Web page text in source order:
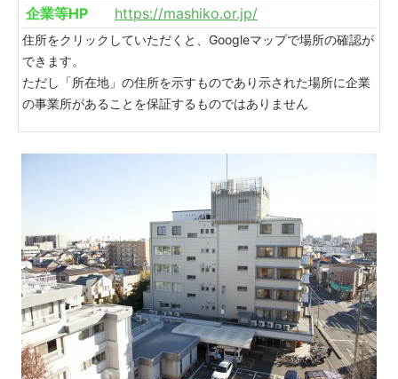
企業等HP
https://mashiko.or.jp/
住所をクリックしていただくと、Googleマップで場所の確認が
できます。
ただし「所在地」の住所を示すものであり示された場所に企業
の事業所があることを保証するものではありません